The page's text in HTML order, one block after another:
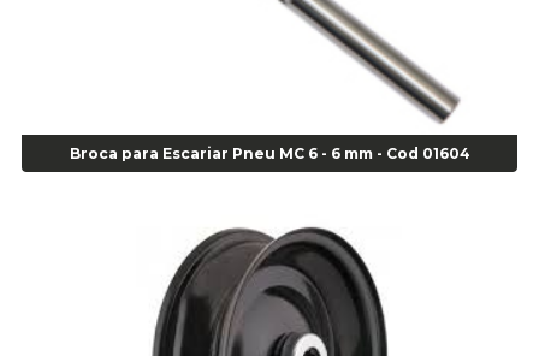
Alicate de Corte Diagonal - cod 02138
Alicate de Pressão Corneta (Cód. 01780)
Alicate para Abracadeira 3/16" x 1.3/16" 29840 - Gedore - Cod 02174
Alicate para Anéis Externos Bico Reto - Gedore A2 - Cod 00894
Alicate para Anéis Externos com Bico Curvo - Gedore A21 - Cod 00895
Alicate para Anéis Internos Bico Curvo - Gedore J21 - Cod 00893
Alicate para Anéis Tipo Trava Câmbio 8134 Gedore - Cod 02008
Broca para Escariar Pneu MC 6 - 6 mm - Cod 01604